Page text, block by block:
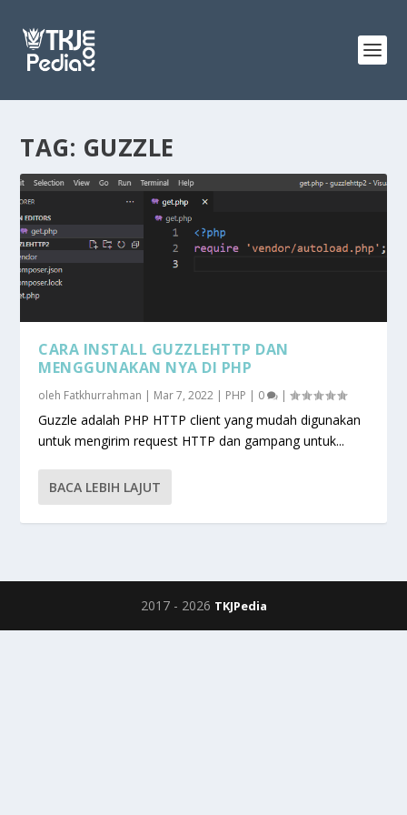
TAG: GUZZLE
CARA INSTALL GUZZLEHTTP DAN
MENGGUNAKAN NYA DI PHP
oleh Fatkhurrahman | Mar 7, 2022 | PHP | 0 |
Guzzle adalah PHP HTTP client yang mudah digunakan
untuk mengirim request HTTP dan gampang untuk...
BACA LEBIH LAJUT
2017 - 2026 TKJPedia